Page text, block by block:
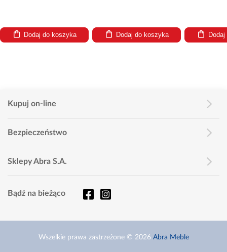
Dodaj do koszyka Dodaj do koszyka Dodaj
Kupuj on-line
Bezpieczeństwo
Sklepy Abra S.A.
Bądź na bieżąco
Wszelkie prawa zastrzeżone © 2026 Abra Meble